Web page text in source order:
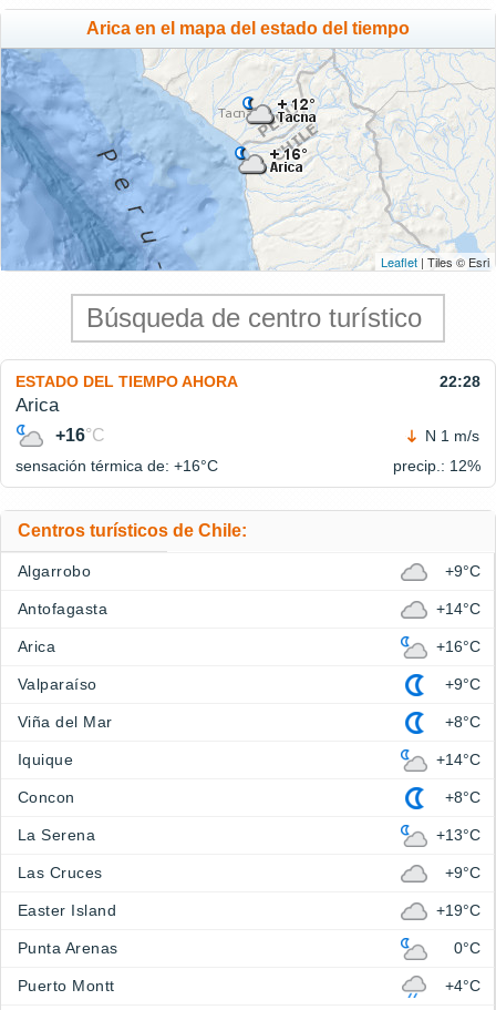
Arica en el mapa del estado del tiempo
Leaflet | Tiles © Esri
ESTADO DEL TIEMPO AHORA 22:28
Arica
+16°C
N 1 m/s
sensación térmica de: +16°C precip.: 12%
Centros turísticos de Chile:
Algarrobo +9°C
Antofagasta +14°C
Arica +16°C
Valparaíso +9°C
Viña del Mar +8°C
Iquique +14°C
Concon +8°C
La Serena +13°C
Las Cruces +9°C
Easter Island +19°C
Punta Arenas 0°C
Puerto Montt +4°C